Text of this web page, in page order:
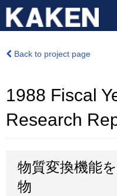
Back to project page
1988 Fiscal
Research
物質変換機能
物